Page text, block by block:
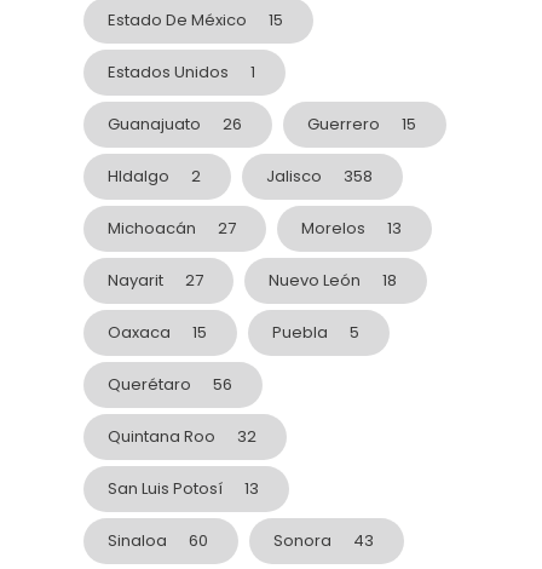
Estado De México 15
Estados Unidos 1
Guanajuato 26 Guerrero 15
HIdalgo 2 Jalisco 358
Michoacán 27 Morelos 13
Nayarit 27 Nuevo León 18
Oaxaca 15 Puebla 5
Querétaro 56
Quintana Roo 32
San Luis Potosí 13
Sinaloa 60 Sonora 43